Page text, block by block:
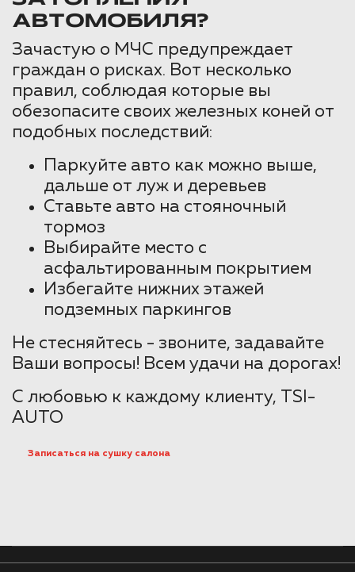
АВТОМОБИЛЯ?
Зачастую о МЧС предупреждает
граждан о рисках. Вот несколько
правил, соблюдая которые вы
обезопасите своих железных коней от
подобных последствий:
Паркуйте авто как можно выше,
дальше от луж и деревьев
Ставьте авто на стояночный
тормоз
Выбирайте место с
асфальтированным покрытием
Избегайте нижних этажей
подземных паркингов
Не стесняйтесь - звоните, задавайте
Ваши вопросы! Всем удачи на дорогах!
С любовью к каждому клиенту, TSI-
AUTO
Записаться на сушку салона